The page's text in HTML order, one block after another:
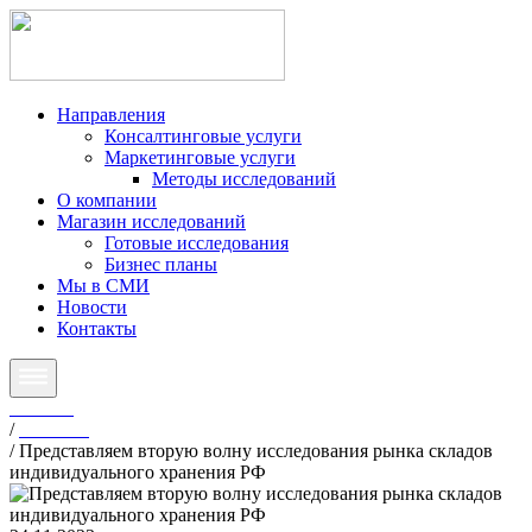
Направления
Консалтинговые услуги
Маркетинговые услуги
Методы исследований
О компании
Магазин исследований
Готовые исследования
Бизнес планы
Мы в СМИ
Новости
Контакты
/
/Представляем вторую волну исследования рынка складов
индивидуального хранения РФ